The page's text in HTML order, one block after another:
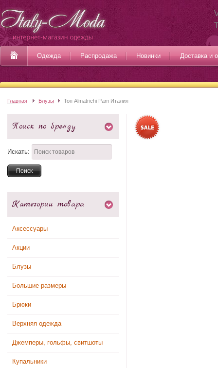
Одежда Распродажа Новинки Доставка и
Главная Блузы Топ Almatrichi Pam Италия
Поиск по бренду
Искать:
Категории товара
Аксессуары
Акции
Блузы
Большие размеры
Брюки
Верхняя одежда
Джемперы, гольфы, свитшоты
Купальники